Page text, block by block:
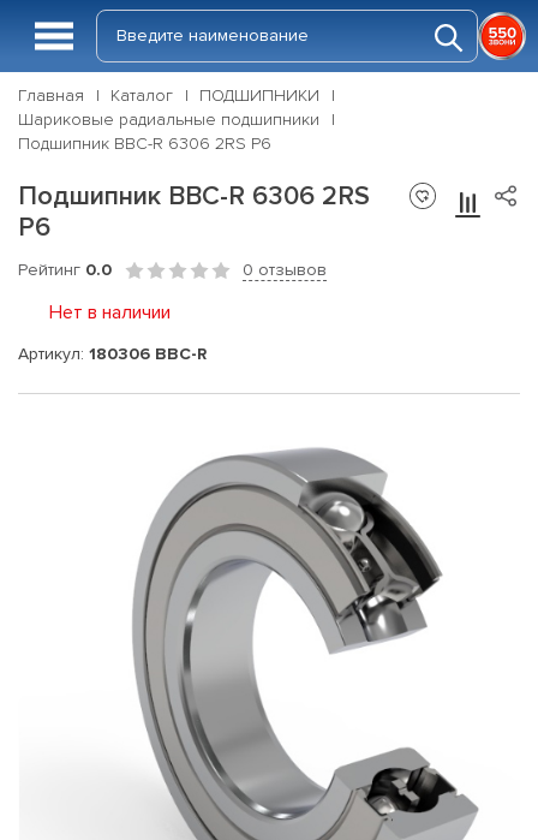
Главная Каталог
ПОДШИПНИКИ
Шариковые радиальные подшипники
Подшипник BBC-R 6306 2RS P6
Подшипник BBC-R 6306 2RS
P6
Рейтинг 0.0 0 отзывов
Нет в наличии
Артикул: 180306 BBC-R